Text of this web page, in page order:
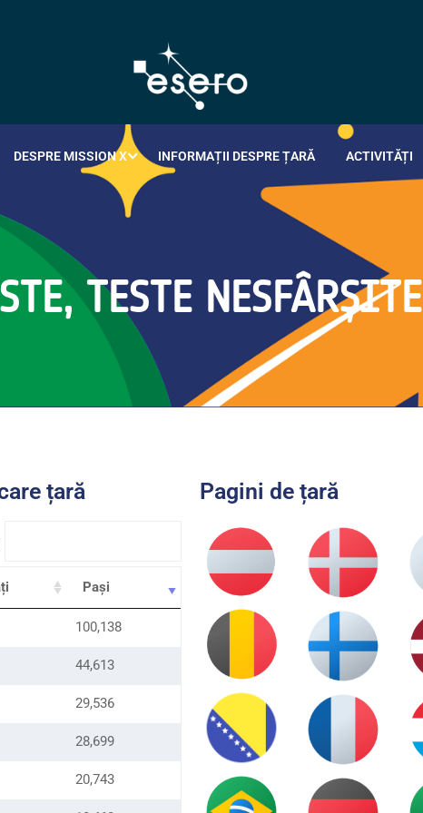
DESPRE MISSION X INFORMAȚII DESPRE ȚARĂ ACTIVITĂȚI
TESTE NESFÂRȘITE
țară Pagini de țară
Pași
100,138
44,613
29,536
28,699
20,743